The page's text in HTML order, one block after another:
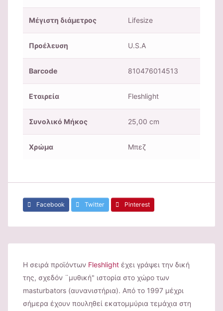
Μέγιστη διάμετρος Lifesize
Προέλευση U.S.A
Barcode 810476014513
Εταιρεία Fleshlight
Συνολικό Μήκος 25,00 cm
Χρώμα Μπεζ
Facebook Twitter Pinterest
Η σειρά προϊόντων Fleshlight έχει γράψει την δική
της, σχεδόν ¨μυθική" ιστορία στο χώρο των
masturbators (αυνανιστήρια). Από το 1997 μέχρι
σήμερα έχουν πουληθεί εκατομμύρια τεμάχια στη